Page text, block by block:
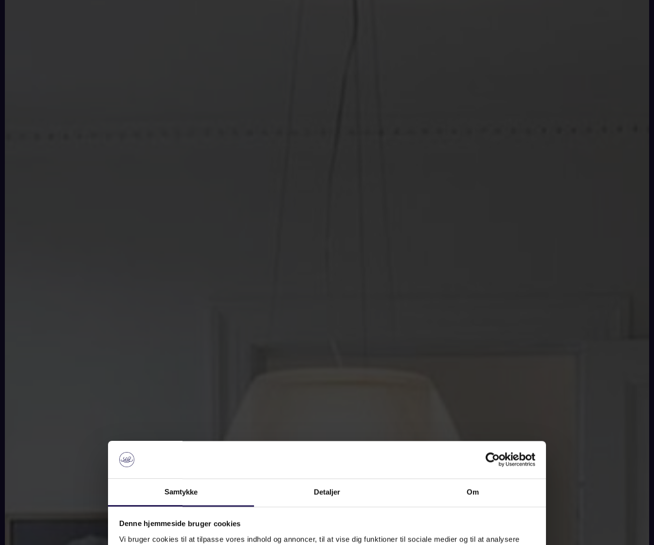
Samtykke Detaljer Om
Denne hjemmeside bruger cookies
Vi bruger cookies til at tilpasse vores indhold og annoncer, til at vise dig funktioner til sociale medier og til at analysere